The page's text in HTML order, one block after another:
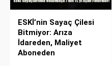
ESKİ’nin Sayaç Çilesi
Bitmiyor: Arıza
İdareden, Maliyet
Aboneden